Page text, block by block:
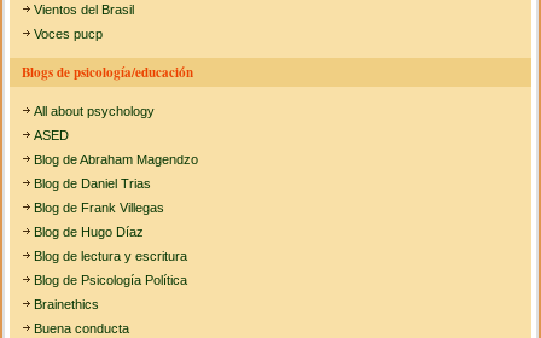
Vientos del Brasil
Voces pucp
Blogs de psicología/educación
All about psychology
ASED
Blog de Abraham Magendzo
Blog de Daniel Trias
Blog de Frank Villegas
Blog de Hugo Díaz
Blog de lectura y escritura
Blog de Psicología Política
Brainethics
Buena conducta